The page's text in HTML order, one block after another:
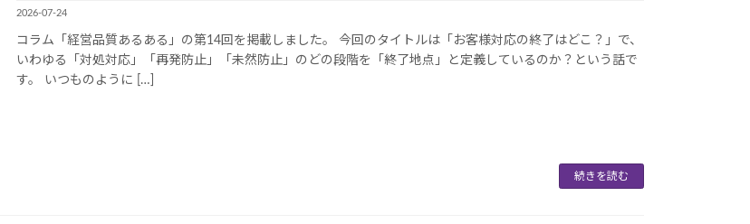
2026-07-24
コラム「経営品質あるある」の第14回を掲載しました。 今回のタイトルは「お客様対応の終了はどこ？」で、
いわゆる「対処対応」「再発防止」「未然防止」のどの段階を「終了地点」と定義しているのか？という話で
す。 いつものように […]
続きを読む